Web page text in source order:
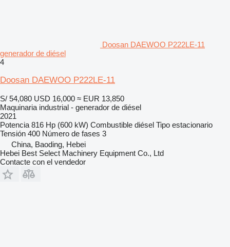
Doosan DAEWOO P222LE-11
generador de diésel
4
Doosan DAEWOO P222LE-11
S/ 54,080 USD 16,000 ≈ EUR 13,850
Maquinaria industrial - generador de diésel
2021
Potencia 816 Hp (600 kW) Combustible diésel Tipo estacionario
Tensión 400 Número de fases 3
China, Baoding, Hebei
Hebei Best Select Machinery Equipment Co., Ltd
Contacte con el vendedor